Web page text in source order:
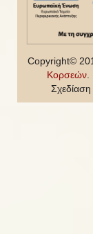
Copyright©
Κορσεών.